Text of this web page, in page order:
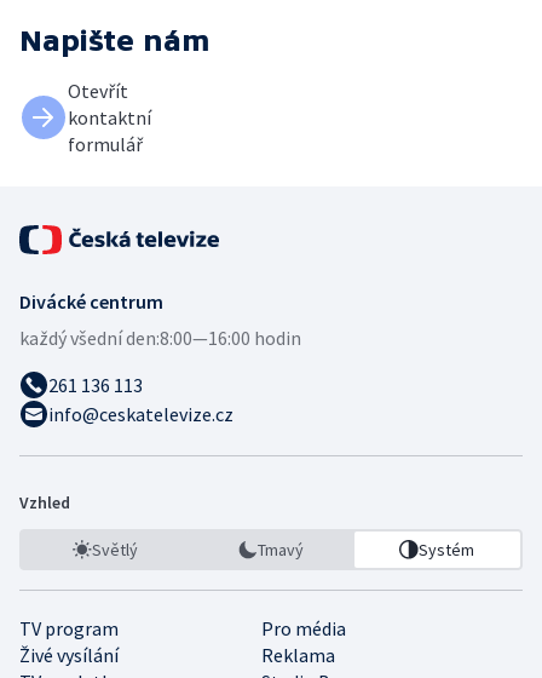
Napište nám
Otevřít
kontaktní
formulář
Divácké centrum
každý všední den:8:00—16:00 hodin
261 136 113
info@ceskatelevize.cz
Vzhled
Světlý Tmavý Systém
TV program
Pro média
Živé vysílání
Reklama